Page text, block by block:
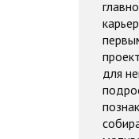
для